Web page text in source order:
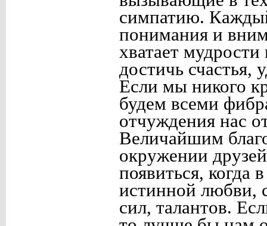
симпатию.
понимания и
хватает
достичь счастья,
Если мы никого
будем всеми
отчуждения нас
Величайшим
окружении
появиться, когда
истинной любви,
сил, талантов.